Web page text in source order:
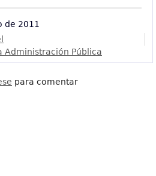
de 2011
Administración Pública
para comentar